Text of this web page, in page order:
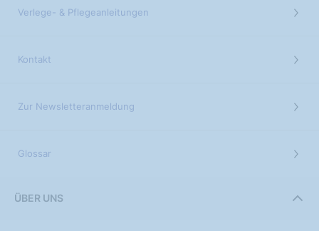
Verlege- & Pflegeanleitungen
Kontakt
Zur Newsletteranmeldung
Glossar
ÜBER UNS